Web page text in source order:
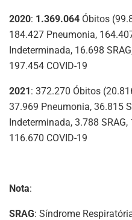
2020: 1.369.064 Óbitos
184.427 Pneumonia,
Indeterminada, 16.698
197.454 COVID-19
2021: 372.270 Óbitos
37.969 Pneumonia, 36.815
Indeterminada, 3.788
116.670 COVID-19
Nota:
SRAG: Síndrome